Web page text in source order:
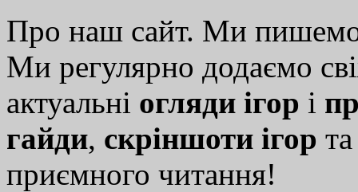
Про наш сайт. Ми
Ми регулярно додаємо
актуальні огляди ігор і
гайди, скріншоти ігор
приємного читання!